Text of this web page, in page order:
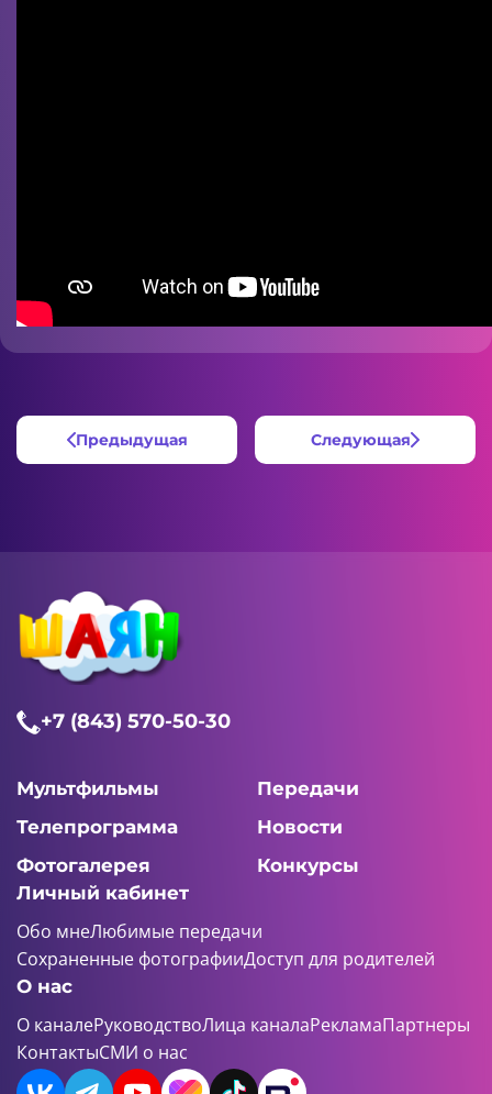
Предыдущая Следующая
+7 (843) 570-50-30
Мультфильмы
Передачи
Телепрограмма
Новости
Фотогалерея
Конкурсы
Личный кабинет
Обо мнеЛюбимые передачи
Сохраненные фотографииДоступ для родителей
О нас
О каналеРуководствоЛица каналаРекламаПартнеры
КонтактыСМИ о нас